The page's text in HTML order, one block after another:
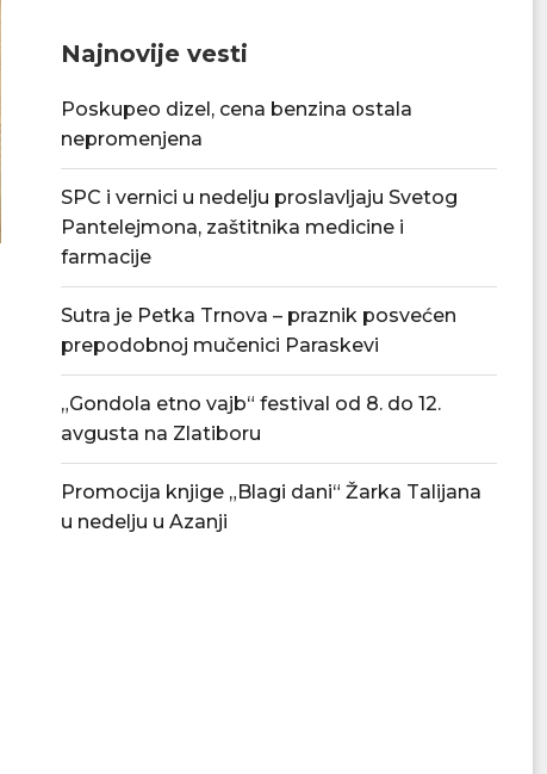
Najnovije vesti
Poskupeo dizel, cena benzina ostala
nepromenjena
SPC i vernici u nedelju proslavljaju Svetog
Pantelejmona, zaštitnika medicine i
farmacije
Sutra je Petka Trnova – praznik posvećen
prepodobnoj mučenici Paraskevi
„Gondola etno vajb“ festival od 8. do 12.
avgusta na Zlatiboru
Promocija knjige „Blagi dani“ Žarka Talijana
u nedelju u Azanji